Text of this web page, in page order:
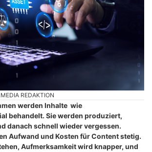
REDAKTION
werden Inhalte wie
behandelt. Sie werden produziert,
danach schnell wieder vergessen.
Aufwand und Kosten für Content stetig.
Aufmerksamkeit wird knapper, und